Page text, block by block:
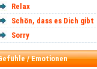
Relax
Schön, dass es Dich gibt
Sorry
/ Emotionen